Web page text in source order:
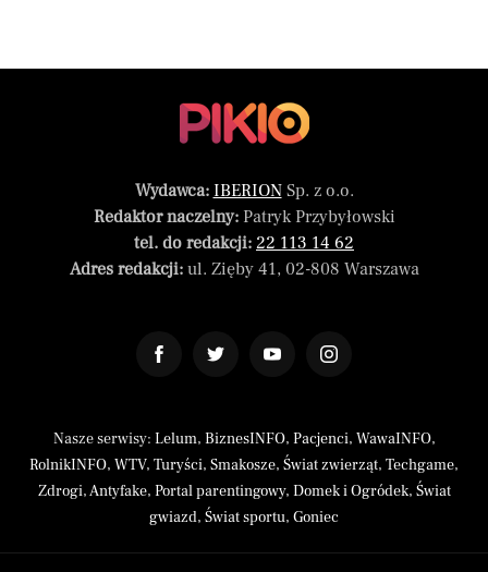
Wydawca: IBERIONSp. z o.o.
Redaktor naczelny:Patryk Przybyłowski
tel. do redakcji: 22 113 14 62
Adres redakcji:ul. Zięby 41, 02-808 Warszawa
Nasze serwisy: Lelum, BiznesINFO, Pacjenci, WawaINFO,
RolnikINFO, WTV, Turyści, Smakosze, Świat zwierząt, Techgame,
Zdrogi,Antyfake, Portal parentingowy, Domek i Ogródek, Świat
gwiazd, Świat sportu, Goniec